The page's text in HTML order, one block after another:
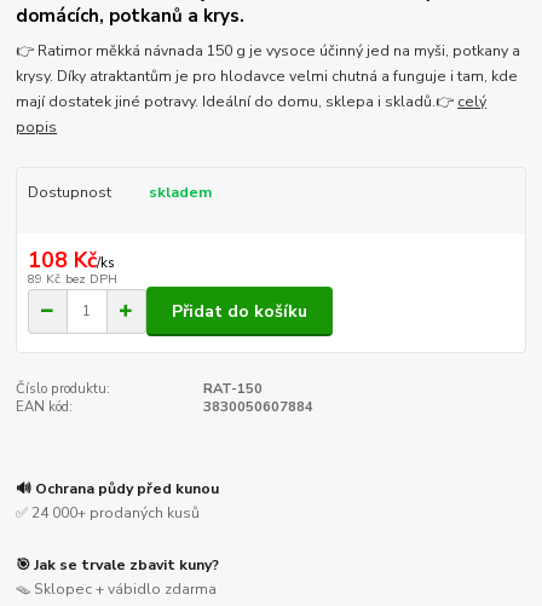
domácích, potkanů a krys.
👉 Ratimor měkká návnada 150 g je vysoce účinný jed na myši, potkany a
krysy. Díky atraktantům je pro hlodavce velmi chutná a funguje i tam, kde
mají dostatek jiné potravy. Ideální do domu, sklepa i skladů.👉 celý
popis
Dostupnost skladem
108 Kč/ks
89 Kč bez DPH
Přidat do košíku
Číslo produktu:
RAT-150
EAN kód:
3830050607884
🔊 Ochrana půdy před kunou
✅ 24 000+ prodaných kusů
🎯 Jak se trvale zbavit kuny?
🪤 Sklopec + vábidlo zdarma